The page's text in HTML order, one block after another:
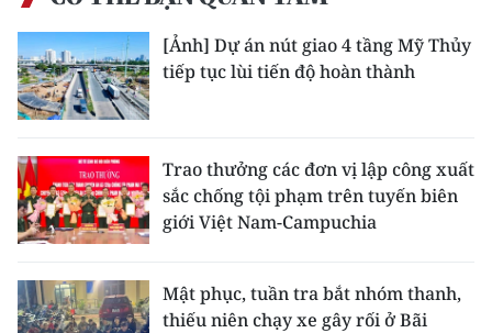
[Ảnh] Dự án nút giao 4 tầng Mỹ Thủy
tiếp tục lùi tiến độ hoàn thành
Trao thưởng các đơn vị lập công xuất
sắc chống tội phạm trên tuyến biên
giới Việt Nam-Campuchia
Mật phục, tuần tra bắt nhóm thanh,
thiếu niên chạy xe gây rối ở Bãi